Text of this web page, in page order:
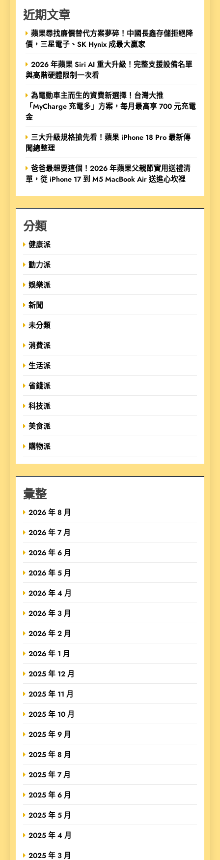
近期文章
蘋果尋找廉價替代方案夢碎！中國長鑫存儲拒絕降
價，三星電子、SK Hynix 成最大贏家
2026 年蘋果 Siri AI 重大升級！完整支援設備名單
與高階硬體限制一次看
為電動車主而生的資費新選擇！台灣大推
「MyCharge 充電多」方案，每月最高享 700 元充電
金
三大升級規格搶先看！蘋果 iPhone 18 Pro 最新傳
聞總整理
爸爸最想要這個！2026 年蘋果父親節實用送禮清
單，從 iPhone 17 到 M5 MacBook Air 送進心坎裡
分類
健康派
動力派
娛樂派
新聞
未分類
消費派
生活派
省錢派
科技派
美食派
購物派
彙整
2026 年 8 月
2026 年 7 月
2026 年 6 月
2026 年 5 月
2026 年 4 月
2026 年 3 月
2026 年 2 月
2026 年 1 月
2025 年 12 月
2025 年 11 月
2025 年 10 月
2025 年 9 月
2025 年 8 月
2025 年 7 月
2025 年 6 月
2025 年 5 月
2025 年 4 月
2025 年 3 月